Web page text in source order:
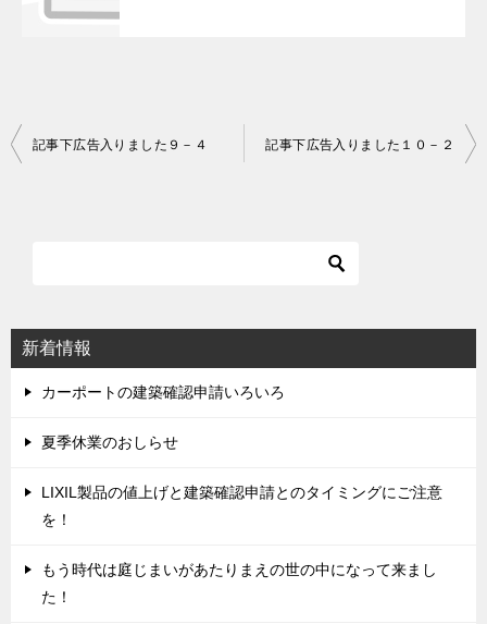
シ
ョ
ン
記事下広告入りました９－４ 記事下広告入りました１０－２
新着情報
カーポートの建築確認申請いろいろ
夏季休業のおしらせ
LIXIL製品の値上げと建築確認申請とのタイミングにご注意
を！
もう時代は庭じまいがあたりまえの世の中になって来まし
た！